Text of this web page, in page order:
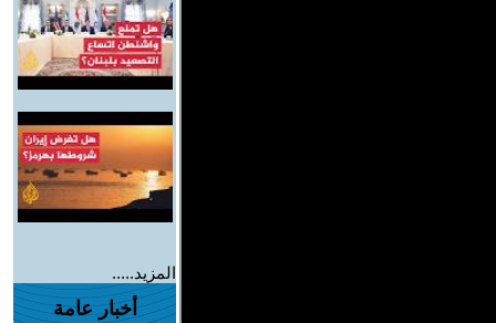
المزيد.....
أخبار عامة